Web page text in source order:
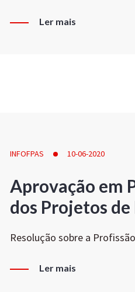
Ler mais
INFOFPAS 10-06-2020
Aprovação em
dos Projetos de
Resolução sobre a
Ler mais